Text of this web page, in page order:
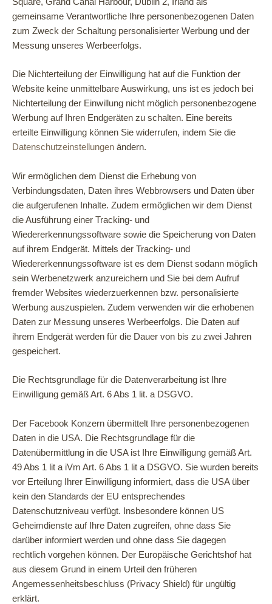
gemeinsame Verantwortliche Ihre personenbezogenen Daten
zum Zweck der Schaltung personalisierter Werbung und der
Messung unseres Werbeerfolgs.
Die Nichterteilung der Einwilligung hat auf die Funktion der
Website keine unmittelbare Auswirkung, uns ist es jedoch bei
Nichterteilung der Einwillung nicht möglich personenbezogene
Werbung auf Ihren Endgeräten zu schalten. Eine bereits
erteilte Einwilligung können Sie widerrufen, indem Sie die
Datenschutzeinstellungen ändern.
Wir ermöglichen dem Dienst die Erhebung von
Verbindungsdaten, Daten ihres Webbrowsers und Daten über
die aufgerufenen Inhalte. Zudem ermöglichen wir dem Dienst
die Ausführung einer Tracking- und
Wiedererkennungssoftware sowie die Speicherung von Daten
auf ihrem Endgerät. Mittels der Tracking- und
Wiedererkennungssoftware ist es dem Dienst sodann möglich
sein Werbenetzwerk anzureichern und Sie bei dem Aufruf
fremder Websites wiederzuerkennen bzw. personalisierte
Werbung auszuspielen. Zudem verwenden wir die erhobenen
Daten zur Messung unseres Werbeerfolgs. Die Daten auf
ihrem Endgerät werden für die Dauer von bis zu zwei Jahren
gespeichert.
Die Rechtsgrundlage für die Datenverarbeitung ist Ihre
Einwilligung gemäß Art. 6 Abs 1 lit. a DSGVO.
Der Facebook Konzern übermittelt Ihre personenbezogenen
Daten in die USA. Die Rechtsgrundlage für die
Datenübermittlung in die USA ist Ihre Einwilligung gemäß Art.
49 Abs 1 lit a iVm Art. 6 Abs 1 lit a DSGVO. Sie wurden bereits
vor Erteilung Ihrer Einwilligung informiert, dass die USA über
kein den Standards der EU entsprechendes
Datenschutzniveau verfügt. Insbesondere können US
Geheimdienste auf Ihre Daten zugreifen, ohne dass Sie
darüber informiert werden und ohne dass Sie dagegen
rechtlich vorgehen können. Der Europäische Gerichtshof hat
aus diesem Grund in einem Urteil den früheren
Angemessenheitsbeschluss (Privacy Shield) für ungültig
erklärt.